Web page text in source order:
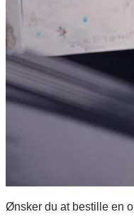
Ønsker du at bestille en